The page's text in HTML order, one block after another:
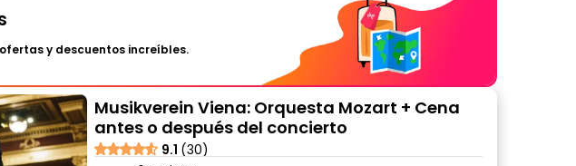
y descuentos increíbles.
Musikverein Viena: Orquesta Mozart + Cena
antes o después del concierto
9.1 (30)